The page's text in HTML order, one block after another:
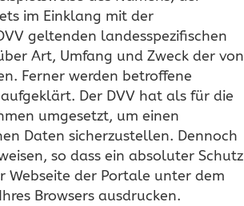
im Einklang mit der
geltenden landesspezifischen
Art, Umfang und Zweck der von
Ferner werden betroffene
Der DVV hat als für die
umgesetzt, um einen
Daten sicherzustellen. Dennoch
so dass ein absoluter Schutz
Webseite der Portale unter dem
Browsers ausdrucken.